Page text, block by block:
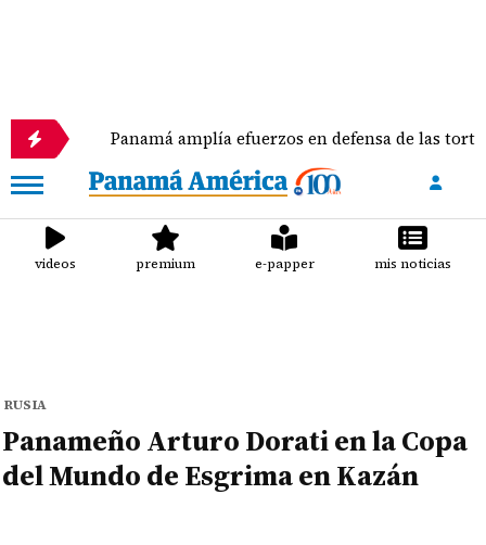
Panamá amplía efuerzos en defensa de las tortugas
videos premium e-papper mis noticias
RUSIA
Panameño Arturo Dorati en la Copa
del Mundo de Esgrima en Kazán